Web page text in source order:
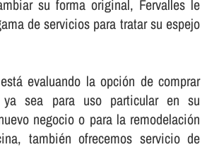
su forma original, Fervalles le
de servicios para tratar su espejo
evaluando la opción de comprar
sea para uso particular en su
negocio o para la remodelación
también ofrecemos servicio de